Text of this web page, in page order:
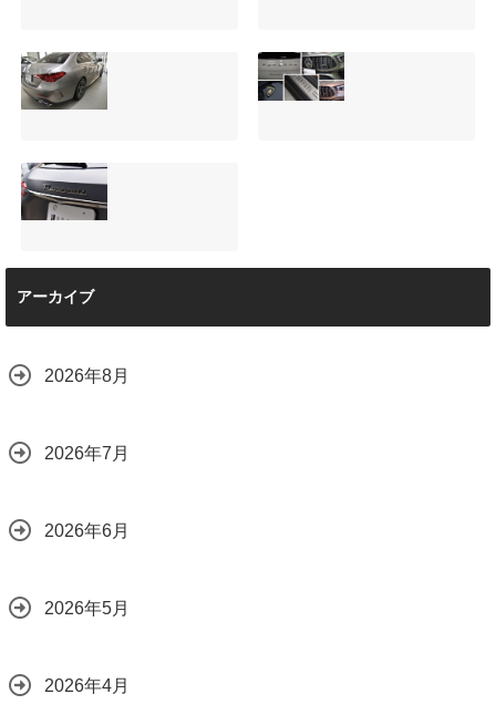
サンルーフ付きベ
ンツVクラス
（V220d）にフリ
店で断られた悩み
をプロの技術で解
決
2026.08.04
マツダRX-8（マッ
トグレー）の板金
修理と専用コーテ
【施工事例】メル
セデス・ベンツ
C220d｜3層セラ
ート」と弱点克服
のプロテクション
京都世田谷区）
マセラティ グレカ
ーレ トロフェオ
2026.07.22
アーカイブ
2026年8月
2026年7月
2026年6月
2026年5月
2026年4月